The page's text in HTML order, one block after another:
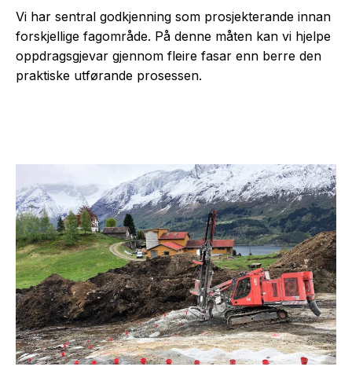
Vi har sentral godkjenning som prosjekterande innan
forskjellige fagområde. På denne måten kan vi hjelpe
oppdragsgjevar gjennom fleire fasar enn berre den
praktiske utførande prosessen.